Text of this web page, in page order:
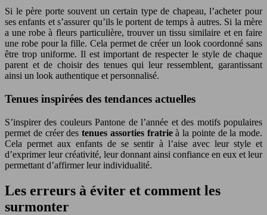
Si le père porte souvent un certain type de chapeau, l’acheter pour
ses enfants et s’assurer qu’ils le portent de temps à autres. Si la mère
a une robe à fleurs particulière, trouver un tissu similaire et en faire
une robe pour la fille. Cela permet de créer un look coordonné sans
être trop uniforme. Il est important de respecter le style de chaque
parent et de choisir des tenues qui leur ressemblent, garantissant
ainsi un look authentique et personnalisé.
Tenues inspirées des tendances actuelles
S’inspirer des couleurs Pantone de l’année et des motifs populaires
permet de créer des tenues assorties fratrieà la pointe de la mode.
Cela permet aux enfants de se sentir à l’aise avec leur style et
d’exprimer leur créativité, leur donnant ainsi confiance en eux et leur
permettant d’affirmer leur individualité.
Les erreurs à éviter et comment les
surmonter